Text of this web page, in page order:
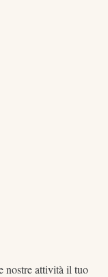
nostre attività il tuo